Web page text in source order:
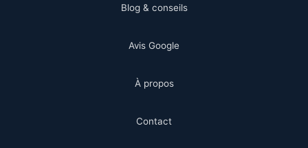
Blog & conseils
Avis Google
À propos
Contact